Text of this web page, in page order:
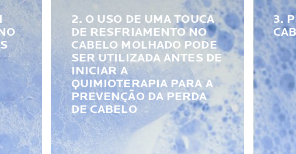
2. O USO DE UMA TOUCA
DE RESFRIAMENTO NO
CABELO MOLHADO PODE
SER UTILIZADA ANTES DE
INICIAR A
QUIMIOTERAPIA PARA A
PREVENÇÃO DA PERDA
DE CABELO
3.